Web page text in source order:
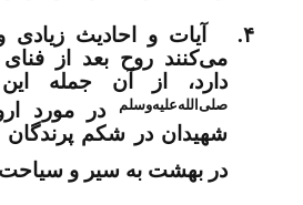
۴.
آیات و احادیث زیادی
می‌کنند روح بعد از
دارد، از آن جمله
صلی‌الله‌علیه‌وسلم
در مورد
شهیدان در شکم
در بهشت به سیر و سیاحت